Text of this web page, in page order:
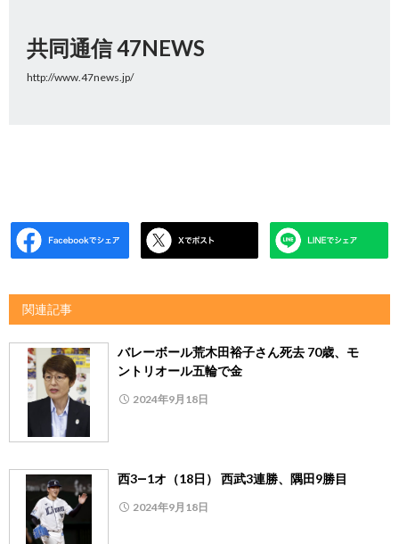
共同通信 47NEWS
http://www.47news.jp/
関連記事
バレーボール荒木田裕子さん死去 70歳、モ
ントリオール五輪で金
2024年9月18日
西3―1オ（18日） 西武3連勝、隅田9勝目
2024年9月18日